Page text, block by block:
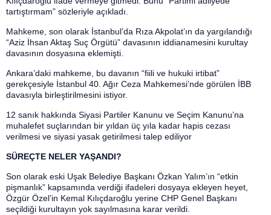
tartıştırmam” sözleriyle açıkladı.
Mahkeme, son olarak İstanbul’da Rıza Akpolat’ın da yargılandığı
“Aziz İhsan Aktaş Suç Örgütü” davasının iddianamesini kurultay
davasının dosyasına eklemişti.
Ankara’daki mahkeme, bu davanın “fiili ve hukuki irtibat”
gerekçesiyle İstanbul 40. Ağır Ceza Mahkemesi’nde görülen İBB
davasıyla birleştirilmesini istiyor.
12 sanık hakkında Siyasi Partiler Kanunu ve Seçim Kanunu’na
muhalefet suçlarından bir yıldan üç yıla kadar hapis cezası
verilmesi ve siyasi yasak getirilmesi talep ediliyor
SÜREÇTE NELER YAŞANDI?
Son olarak eski Uşak Belediye Başkanı Özkan Yalım’ın “etkin
pişmanlık” kapsamında verdiği ifadeleri dosyaya ekleyen heyet,
Özgür Özel’in Kemal Kılıçdaroğlu yerine CHP Genel Başkanı
seçildiği kurultayın yok sayılmasına karar verildi.